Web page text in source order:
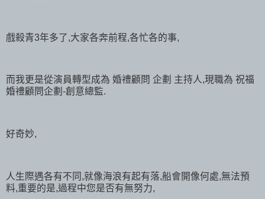
戲殺青3年多了,大家各奔前程,各忙各的事,
而我更是從演員轉型成為 婚禮顧問 企劃 主持人,現職為 祝福
婚禮顧問企劃-創意總監.
好奇妙,
人生際遇各有不同,就像海浪有起有落,船會開像何處,無法預
料,重要的是,過程中您是否有無努力,